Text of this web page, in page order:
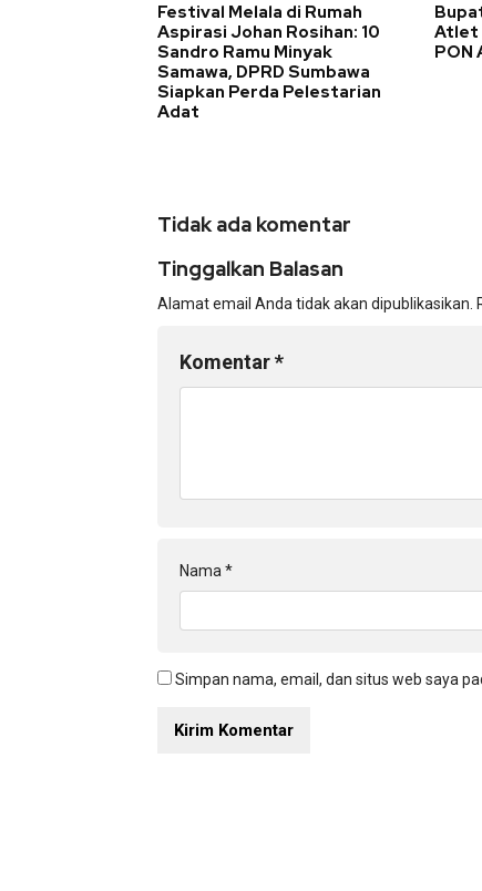
Festival Melala di Rumah
Aspirasi Johan Rosihan: 10
Sandro Ramu Minyak
Samawa, DPRD Sumbawa
Siapkan Perda Pelestarian
Adat
Atlet
PON
Tidak ada komentar
Tinggalkan Balasan
Alamat email Anda tidak akan dipublikasikan.
Komentar*
Nama *
Simpan nama, email, dan situs web saya